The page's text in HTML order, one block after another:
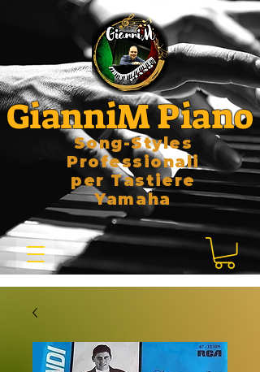
GianniM Piano
Song-Styles
Professionali
per Tastiere
Yamaha